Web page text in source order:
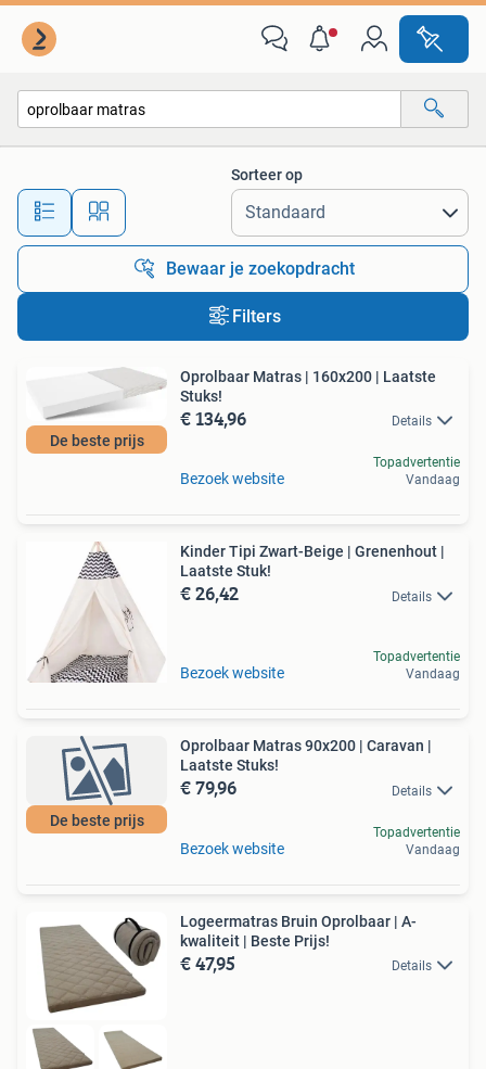
Alle afstanden…
Sorteer op
Bewaar je zoekopdracht
Filters
De beste prijs
Oprolbaar Matras | 160x200 | Laatste
Stuks!
€ 134,96 Details
Bezoek website
Topadvertentie
Vandaag
Kinder Tipi Zwart-Beige | Grenenhout |
Laatste Stuk!
€ 26,42 Details
Bezoek website
Topadvertentie
Vandaag
De beste prijs
Oprolbaar Matras 90x200 | Caravan |
Laatste Stuks!
€ 79,96 Details
Bezoek website
Topadvertentie
Vandaag
Logeermatras Bruin Oprolbaar | A-
kwaliteit | Beste Prijs!
€ 47,95 Details